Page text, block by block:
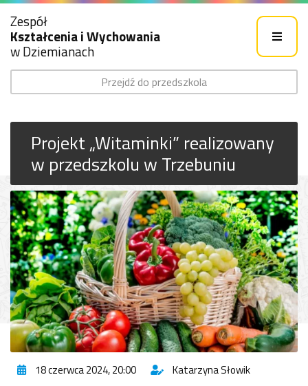
Zespół
Kształcenia i Wychowania
w Dziemianach
Przejdź do przedszkola
Projekt „Witaminki” realizowany
w przedszkolu w Trzebuniu
18 czerwca 2024, 20:00 Katarzyna Słowik